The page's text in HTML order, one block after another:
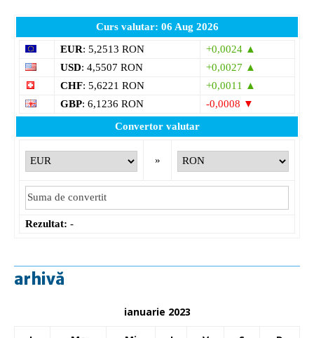
Curs valutar: 06 Aug 2026
EUR: 5,2513 RON
+0,0024 ▲
USD: 4,5507 RON
+0,0027 ▲
CHF: 5,6221 RON
+0,0011 ▲
GBP: 6,1236 RON
-0,0008 ▼
Convertor valutar
»
Rezultat: -
arhivă
ianuarie 2023